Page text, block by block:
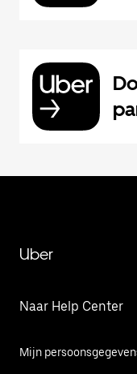
Uber
Naar Help Center
Mijn